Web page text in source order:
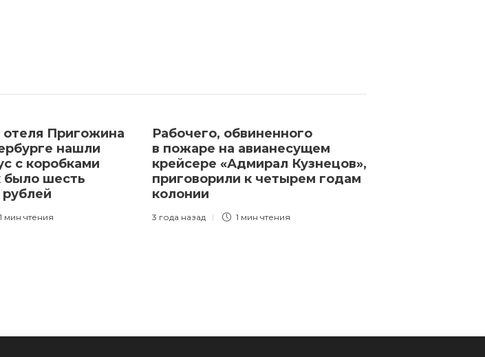
отеля Пригожина
нашли
с коробками
было шесть
1 мин чтения
Рабочего, обвиненного
в пожаре на авианесущем
крейсере «Адмирал Кузнецов»,
приговорили к четырем годам
колонии
3 года назад 1 мин чтения